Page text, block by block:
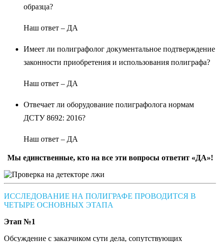
образца?
Наш ответ – ДА
Имеет ли полиграфолог документальное подтверждение
законности приобретения и использования полиграфа?
Наш ответ – ДА
Отвечает ли оборудование полиграфолога нормам
ДСТУ 8692: 2016?
Наш ответ – ДА
Мы единственные, кто на все эти вопросы ответит «ДА»!
ИССЛЕДОВАНИЕ НА ПОЛИГРАФЕ ПРОВОДИТСЯ В
ЧЕТЫРЕ ОСНОВНЫХ ЭТАПА
Этап №1
Обсуждение с заказчиком сути дела, сопутствующих